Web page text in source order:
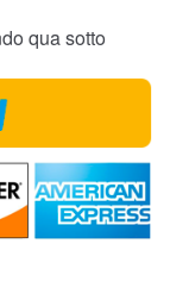
qua sotto